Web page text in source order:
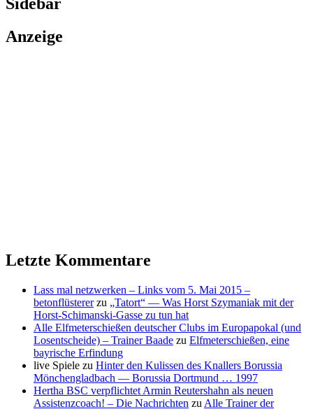
Anzeige
Letzte Kommentare
Lass mal netzwerken – Links vom 5. Mai 2015 –
betonflüstererzu „Tatort“ — Was Horst Szymaniak mit der
Horst-Schimanski-Gasse zu tun hat
Alle Elfmeterschießen deutscher Clubs im Europapokal (und
Losentscheide) – Trainer Baade zu Elfmeterschießen, eine
bayrische Erfindung
live Spiele zu Hinter den Kulissen des Knallers Borussia
Mönchengladbach — Borussia Dortmund … 1997
Hertha BSC verpflichtet Armin Reutershahn als neuen
Assistenzcoach! – Die Nachrichten zu Alle Trainer der